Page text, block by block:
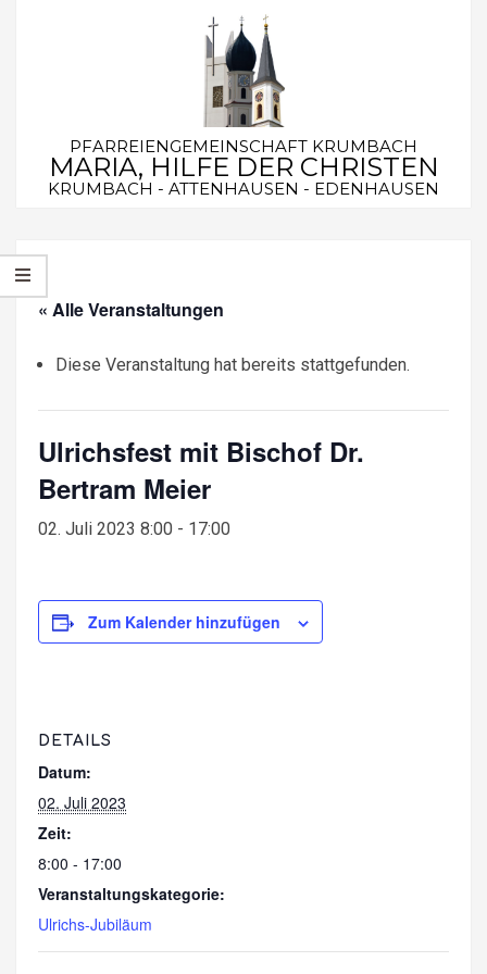
PFARREIENGEMEINSCHAFT KRUMBACH
MARIA, HILFE DER CHRISTEN
KRUMBACH - ATTENHAUSEN - EDENHAUSEN
Navigation
Menu
« Alle Veranstaltungen
Diese Veranstaltung hat bereits stattgefunden.
Ulrichsfest mit Bischof Dr.
Bertram Meier
02. Juli 2023 8:00 - 17:00
Zum Kalender hinzufügen
DETAILS
Datum:
02. Juli 2023
Zeit:
8:00 - 17:00
Veranstaltungskategorie:
Ulrichs-Jubiläum